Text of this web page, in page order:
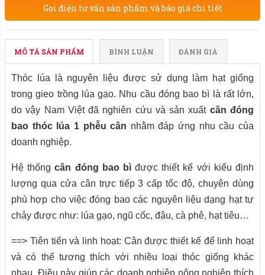
Gọi điện tư vấn sản phẩm và báo giá chi tiết
MÔ TẢ SẢN PHẨM BÌNH LUẬN ĐÁNH GIÁ
Thóc lúa là nguyên liệu được sử dụng làm hạt giống
trong gieo trồng lúa gạo. Nhu cầu đóng bao bì là rất lớn,
do vậy Nam Việt đã nghiên cứu và sản xuất cân đóng
bao thóc lúa 1 phễu cân nhằm đáp ứng nhu cầu của
doanh nghiệp.
Hệ thốngcân đóng bao bìđược thiết kế với kiểu định
lượng qua cửa cân trực tiếp 3 cấp tốc độ, chuyên dùng
phù hợp cho việc đóng bao các nguyên liệu dạng hạt tự
chảy được như: lúa gạo, ngũ cốc, đậu, cà phê, hạt tiêu…
==> Tiên tiến và linh hoạt: Cân được thiết kế để linh hoạt
và có thể tương thích với nhiều loại thóc giống khác
nhau. Điều này giúp các doanh nghiệp nông nghiệp thích